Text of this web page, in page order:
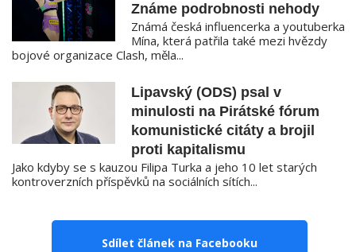
Známe podrobnosti nehody
Známá česká influencerka a youtuberka
Mína, která patřila také mezi hvězdy
bojové organizace Clash, měla...
Lipavský (ODS) psal v
minulosti na Pirátské fórum
komunistické citáty a brojil
proti kapitalismu
Jako kdyby se s kauzou Filipa Turka a jeho 10 let starých
kontroverzních příspěvků na sociálních sítích...
Sdílet článek na Facebooku